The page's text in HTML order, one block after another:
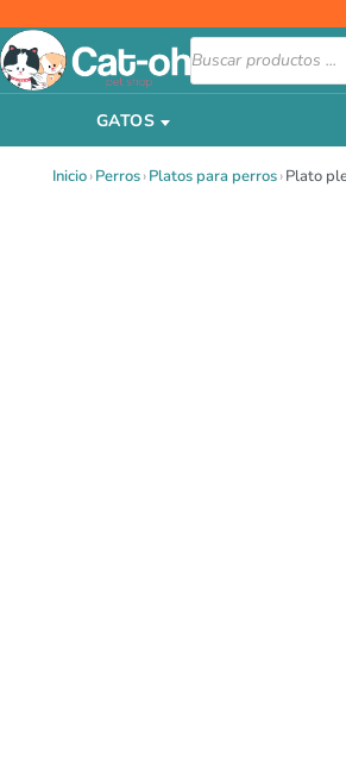
al
contenido
Búsqueda
de
productos
GATOS
Inicio›Perros›Platos para perros›Plato